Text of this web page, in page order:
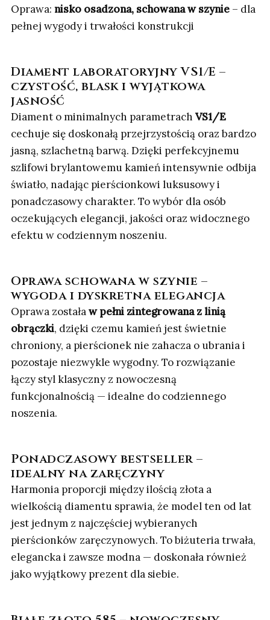
Oprawa: nisko osadzona, schowana w szynie – dla
pełnej wygody i trwałości konstrukcji
Diament laboratoryjny VS1/E –
czystość, blask i wyjątkowa
jasność
Diament o minimalnych parametrach VS1/E
cechuje się doskonałą przejrzystością oraz bardzo
jasną, szlachetną barwą. Dzięki perfekcyjnemu
szlifowi brylantowemu kamień intensywnie odbija
światło, nadając pierścionkowi luksusowy i
ponadczasowy charakter. To wybór dla osób
oczekujących elegancji, jakości oraz widocznego
efektu w codziennym noszeniu.
Oprawa schowana w szynie –
wygoda i dyskretna elegancja
Oprawa zostaław pełni zintegrowana z linią
obrączki, dzięki czemu kamień jest świetnie
chroniony, a pierścionek nie zahacza o ubrania i
pozostaje niezwykle wygodny. To rozwiązanie
łączy styl klasyczny z nowoczesną
funkcjonalnością — idealne do codziennego
noszenia.
Ponadczasowy bestseller –
idealny na zaręczyny
Harmonia proporcji między ilością złota a
wielkością diamentu sprawia, że model ten od lat
jest jednym z najczęściej wybieranych
pierścionków zaręczynowych. To biżuteria trwała,
elegancka i zawsze modna — doskonała również
jako wyjątkowy prezent dla siebie.